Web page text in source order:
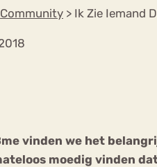
Community > Ik Zie Iemand
vinden we het
moedig vinden
Afvallen